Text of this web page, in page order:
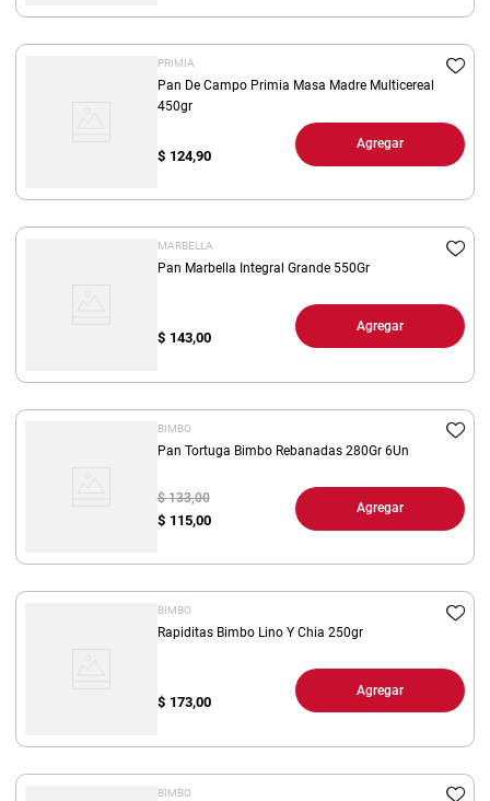
PRIMIA
Pan De Campo Primia Masa Madre Multicereal
450gr
$ 124,90
Agregar
MARBELLA
Pan Marbella Integral Grande 550Gr
$ 143,00
Agregar
BIMBO
Pan Tortuga Bimbo Rebanadas 280Gr 6Un
$ 115,00
$ 133,00
Agregar
BIMBO
Rapiditas Bimbo Lino Y Chia 250gr
$ 173,00
Agregar
BIMBO